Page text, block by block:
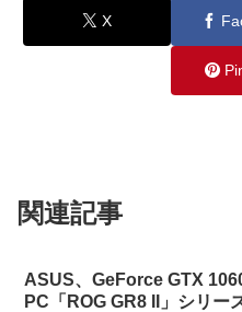
X
関連記事
ASUS、GeForce GTX
PC「ROG GR8 II」シリー